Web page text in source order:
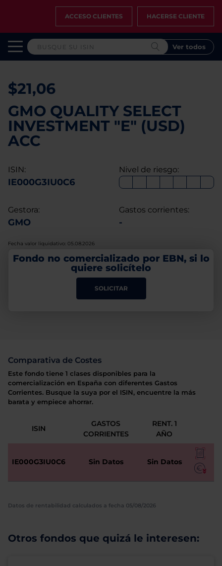
ACCESO CLIENTES HACERSE CLIENTE
Ver todos
$21,06
GMO QUALITY SELECT
INVESTMENT "E" (USD)
ACC
ISIN:
IE000G3IU0C6
Nivel de riesgo:
Gestora:
GMO
Gastos corrientes:
-
Fecha valor liquidativo: 05.08.2026
Fondo no comercializado por EBN, si lo
quiere solicítelo
SOLICITAR
Comparativa de Costes
Este fondo tiene 1 clases disponibles para la
comercialización en España con diferentes Gastos
Corrientes. Busque la suya por el ISIN, encuentre la más
barata y empiece ahorrar.
ISIN
GASTOS
CORRIENTES
RENT. 1
AÑO
IE000G3IU0C6 Sin Datos Sin Datos
Datos de rentabilidad calculados a fecha 05/08/2026
Otros fondos que quizá le interesen: